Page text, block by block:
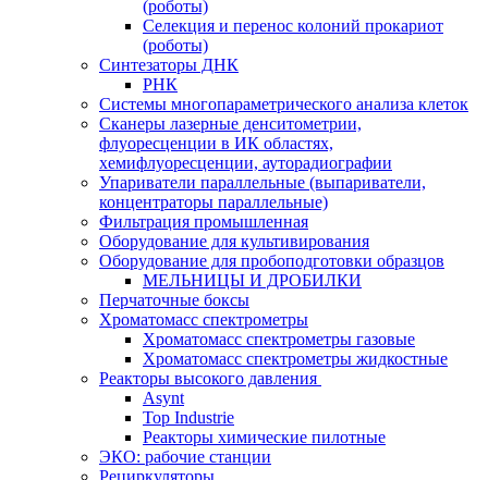
(роботы)
Селекция и перенос колоний прокариот
(роботы)
Синтезаторы ДНК
РНК
Системы многопараметрического анализа клеток
Сканеры лазерные денситометрии,
флуоресценции в ИК областях,
хемифлуоресценции, ауторадиографии
Упариватели параллельные (выпариватели,
концентраторы параллельные)
Фильтрация промышленная
Оборудование для культивирования
Оборудование для пробоподготовки образцов
МЕЛЬНИЦЫ И ДРОБИЛКИ
Перчаточные боксы
Хроматомасс спектрометры
Хроматомасс спектрометры газовые
Хроматомасс спектрометры жидкостные
Реакторы высокого давления
Asynt
Top Industrie
Реакторы химические пилотные
ЭКО: рабочие станции
Рециркуляторы